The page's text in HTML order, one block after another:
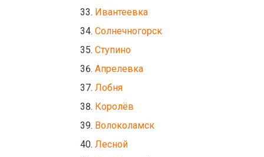
Ивантеевка
Солнечногорск
Ступино
Апрелевка
Лобня
Королёв
Волоколамск
Лесной